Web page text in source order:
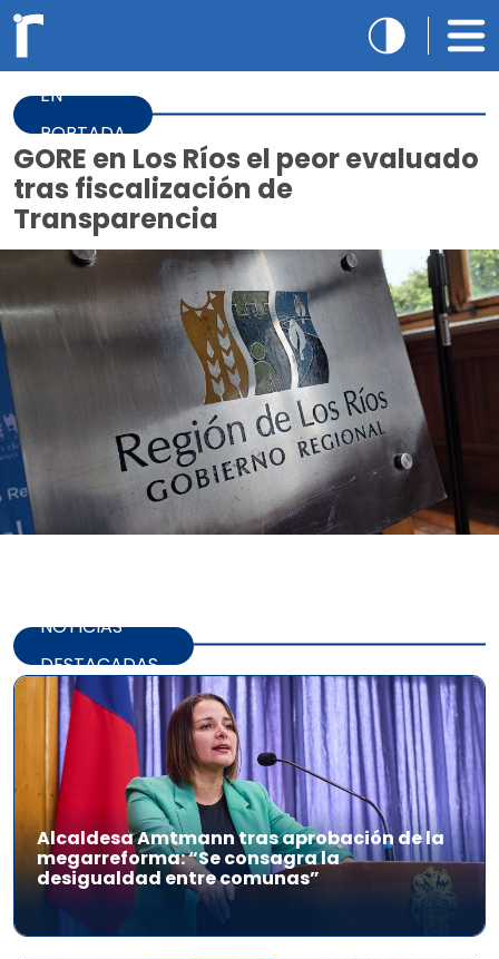
EN
PORTADA
GORE en Los Ríos el peor evaluado
tras fiscalización de
Transparencia
NOTICIAS
DESTACADAS
Alcaldesa Amtmann tras aprobación de la
megarreforma: “Se consagra la
desigualdad entre comunas”